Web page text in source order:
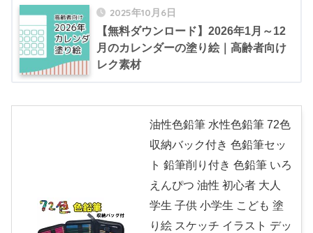
2025年10月6日
【無料ダウンロード】2026年1月～12
月のカレンダーの塗り絵｜高齢者向け
レク素材
油性色鉛筆 水性色鉛筆 72色
収納バック付き 色鉛筆セッ
ト 鉛筆削り付き 色鉛筆 いろ
えんぴつ 油性 初心者 大人
学生 子供 小学生 こども 塗
り絵 スケッチ イラスト デッ